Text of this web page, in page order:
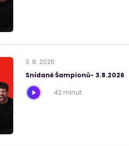
3. 8. 2026
Snídaně Šampionů- 3.8.2026
42 minut